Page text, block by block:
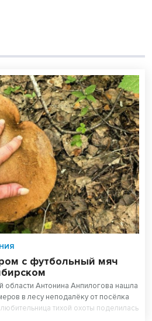
с футбольный мяч
области Антонина Анпилогова нашла
в лесу неподалёку от посёлка
тихой охоты поделилась